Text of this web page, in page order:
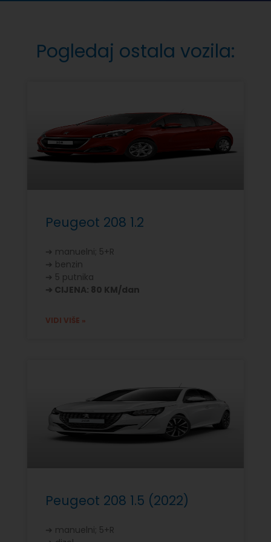
Pogledaj ostala vozila:
Peugeot 208 1.2
➔ manuelni; 5+R
➔ benzin
➔ 5 putnika
➔ CIJENA: 80 KM/dan
VIDI VIŠE »
Peugeot 208 1.5 (2022)
➔ manuelni; 5+R